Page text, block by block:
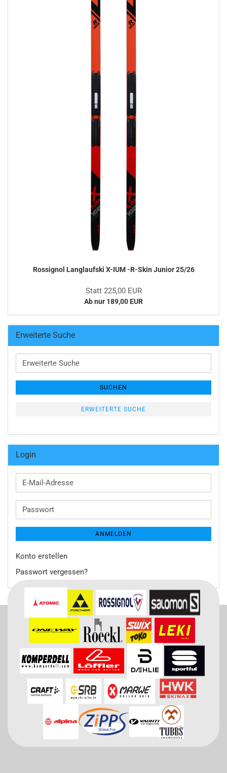
Rossignol Langlaufski X-IUM -R-Skin Junior 25/26
Statt 225,00 EUR
Ab nur 189,00 EUR
Erweiterte Suche
Erweiterte
Suche
SUCHEN
ERWEITERTE SUCHE
Login
E-
Mail-
Passwort
ANMELDEN
Konto erstellen
Passwort vergessen?